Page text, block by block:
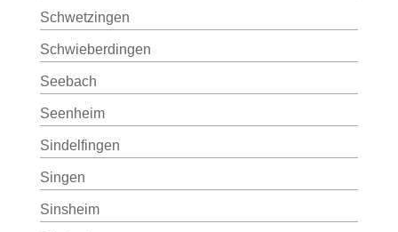
Schwetzingen
Schwieberdingen
Seebach
Seenheim
Sindelfingen
Singen
Sinsheim